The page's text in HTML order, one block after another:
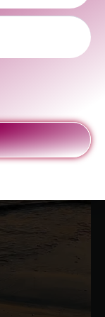
und Marie-Luise